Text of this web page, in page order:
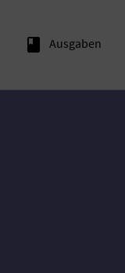
book Ausgaben